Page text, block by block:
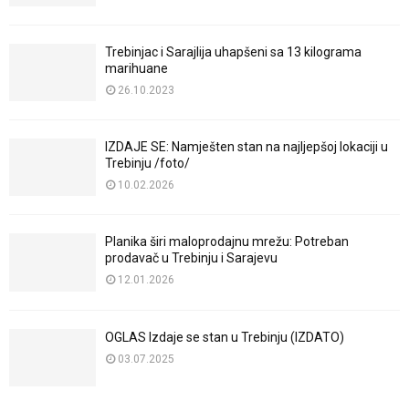
Trebinjac i Sarajlija uhapšeni sa 13 kilograma
marihuane
26.10.2023
IZDAJE SE: Namješten stan na najljepšoj lokaciji u
Trebinju /foto/
10.02.2026
Planika širi maloprodajnu mrežu: Potreban
prodavač u Trebinju i Sarajevu
12.01.2026
OGLAS Izdaje se stan u Trebinju (IZDATO)
03.07.2025